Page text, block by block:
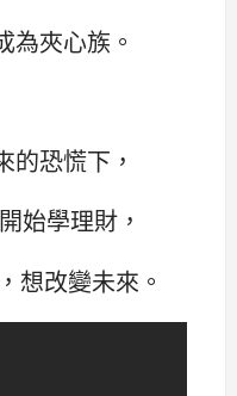
為夾心族。
的恐慌下，
始學理財，
想改變未來。